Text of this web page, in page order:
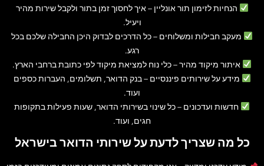
הנחיות לזימון תור אונליין – איך לחסוך זמן בתור ולקבל שירות מהיר
ויעיל.
מעקב חבילות ומשלוחים – כל הדרכים לבדוק היכן החבילה שלכם בכל
רגע.
איתור מיקוד מהיר– כלי נוח למציאת מיקוד לפי כתובת ברחבי הארץ.
מידע על שירותים פיננסיים – בנק הדואר, תשלומים, העברות כספים
ועוד.
חדשות ועדכונים – כל שינוי בשירותי הדואר, שעות פעילות בתקופות
חגים, ועוד.
כל מה שצריך לדעת על שירותי הדואר בישראל